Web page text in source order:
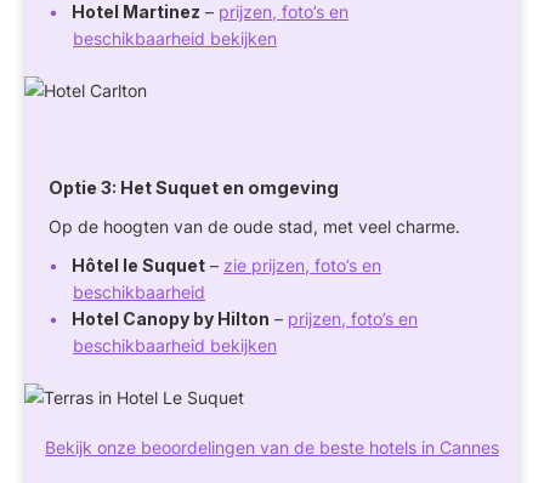
Hotel Martinez – prijzen, foto’s en
beschikbaarheid bekijken
Optie 3: Het Suquet en omgeving
Op de hoogten van de oude stad, met veel charme.
Hôtel le Suquet – zie prijzen, foto’s en
beschikbaarheid
Hotel Canopy by Hilton – prijzen, foto’s en
beschikbaarheid bekijken
Bekijk onze beoordelingen van de beste hotels in Cannes